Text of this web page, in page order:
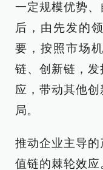
一定规模优势
后，由先发的
要，按照市场
链、创新链，
应，带动其他
局。
推动企业主导
值链的棘轮效